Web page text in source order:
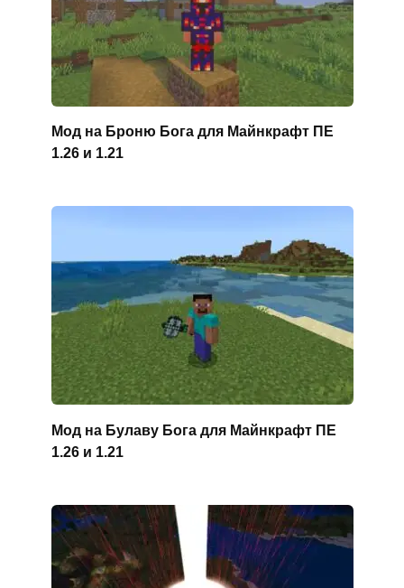
Мод на Броню Бога для Майнкрафт ПЕ
1.26 и 1.21
Мод на Булаву Бога для Майнкрафт ПЕ
1.26 и 1.21